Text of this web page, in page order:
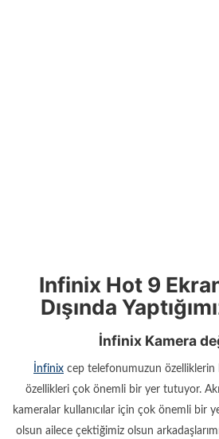
Infinix Hot 9
Dışında
İnfinix Kamera
İnfinix cep telefonumuzun özelliklerin
özellikleri çok önemli bir yer tutuyor.
kameralar kullanıcılar için çok önemli bir
olsun ailece çektiğimiz olsun